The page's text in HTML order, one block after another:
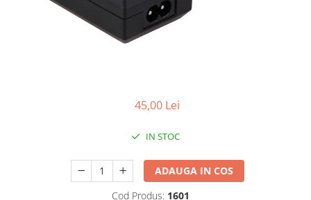
45,00 Lei
IN STOC
ADAUGA IN COS
Cod Produs: 1601